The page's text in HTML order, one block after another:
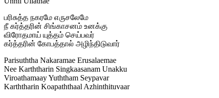
பரிசுத்த நகரமே எருசலேமே
நீ கர்த்தரின் சிங்காசனம் உனக்கு
விரோதமாய் யுத்தம் செய்பவர்
கர்த்தரின் கோபத்தால் அழிந்திடுவார்
Parisuththa Nakaramae Erusalaemae
Nee Karththarin Singkaasanam Unakku
Viroathamaay Yuththam Seypavar
Karththarin Koapaththaal Azhinthituvaar